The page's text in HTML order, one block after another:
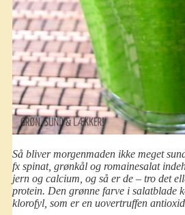
Så bliver morgenmaden ikke meget
fx spinat, grønkål og romainesalat
jern og calcium, og så er de – tro det
protein. Den grønne farve i salatblade
klorofyl, som er en uovertruffen